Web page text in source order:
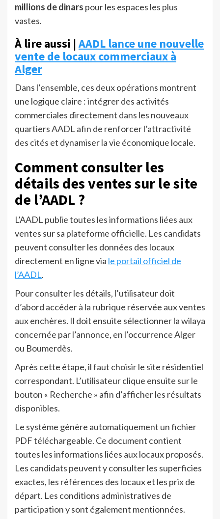
millions de dinars pour les espaces les plus
vastes.
À lire aussi |AADL lance une nouvelle
vente de locaux commerciaux à
Alger
Dans l’ensemble, ces deux opérations montrent
une logique claire : intégrer des activités
commerciales directement dans les nouveaux
quartiers AADL afin de renforcer l’attractivité
des cités et dynamiser la vie économique locale.
Comment consulter les
détails des ventes sur le site
de l’AADL ?
L’AADL publie toutes les informations liées aux
ventes sur sa plateforme officielle. Les candidats
peuvent consulter les données des locaux
directement en ligne via le portail officiel de
l’AADL.
Pour consulter les détails, l’utilisateur doit
d’abord accéder à la rubrique réservée aux ventes
aux enchères. Il doit ensuite sélectionner la wilaya
concernée par l’annonce, en l’occurrence Alger
ou Boumerdès.
Après cette étape, il faut choisir le site résidentiel
correspondant. L’utilisateur clique ensuite sur le
bouton « Recherche » afin d’afficher les résultats
disponibles.
Le système génère automatiquement un fichier
PDF téléchargeable. Ce document contient
toutes les informations liées aux locaux proposés.
Les candidats peuvent y consulter les superficies
exactes, les références des locaux et les prix de
départ. Les conditions administratives de
participation y sont également mentionnées.